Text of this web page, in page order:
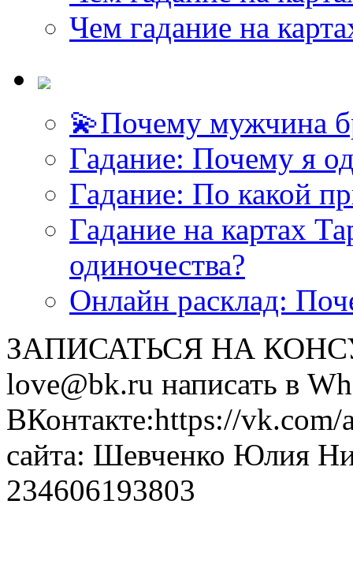
Чем гадание на
💫Почему мужчина
Гадание: Почему я
Гадание: По какой
Гадание на картах
одиночества?
Онлайн расклад:
ЗАПИСАТЬСЯ НА
love@bk.ru написать в
ВКонтакте:https://
сайта: Шевченко Юлия
234606193803